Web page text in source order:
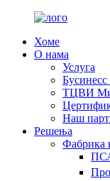
Хоме
О нама
Услуга
ТЦВИ
Наш
Решења
Фабрика